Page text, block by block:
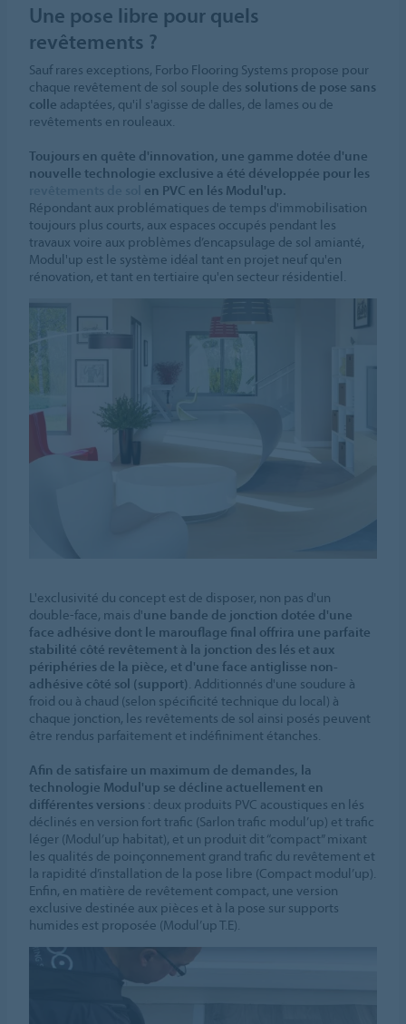
Une pose libre pour quels
revêtements ?
Sauf rares exceptions, Forbo Flooring Systems propose pour
chaque revêtement de sol souple des solutions de pose sans
colle adaptées, qu'il s'agisse de dalles, de lames ou de
revêtements en rouleaux.
Toujours en quête d'innovation, une gamme dotée d'une
nouvelle technologie exclusive a été développée pour les
en PVC en lés Modul'up.
Répondant aux problématiques de temps d'immobilisation
toujours plus courts, aux espaces occupés pendant les
travaux voire aux problèmes d’encapsulage de sol amianté,
Modul'up est le système idéal tant en projet neuf qu'en
rénovation, et tant en tertiaire qu'en secteur résidentiel.
L'exclusivité du concept est de disposer, non pas d'un
double-face, mais d'une bande de jonction dotée d'une
face adhésive dont le marouflage final offrira une parfaite
stabilité côté revêtement à la jonction des lés et aux
périphéries de la pièce, et d'une face antiglisse non-
adhésive côté sol (support). Additionnés d'une soudure à
froid ou à chaud (selon spécificité technique du local) à
chaque jonction, les revêtements de sol ainsi posés peuvent
être rendus parfaitement et indéfiniment étanches.
Afin de satisfaire un maximum de demandes, la
technologie Modul'up se décline actuellement en
différentes versions : deux produits PVC acoustiques en lés
déclinés en version fort trafic (Sarlon trafic modul’up) et trafic
léger (Modul’up habitat), et un produit dit “compact” mixant
les qualités de poinçonnement grand trafic du revêtement et
la rapidité d’installation de la pose libre (Compact modul’up).
Enfin, en matière de revêtement compact, une version
exclusive destinée aux pièces et à la pose sur supports
humides est proposée (Modul’up T.E).